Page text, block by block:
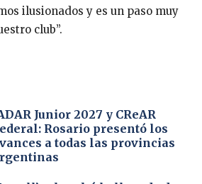
ilusionados y es un paso muy
club”.
Junior 2027 y CReAR
Rosario presentó los
a todas las provincias